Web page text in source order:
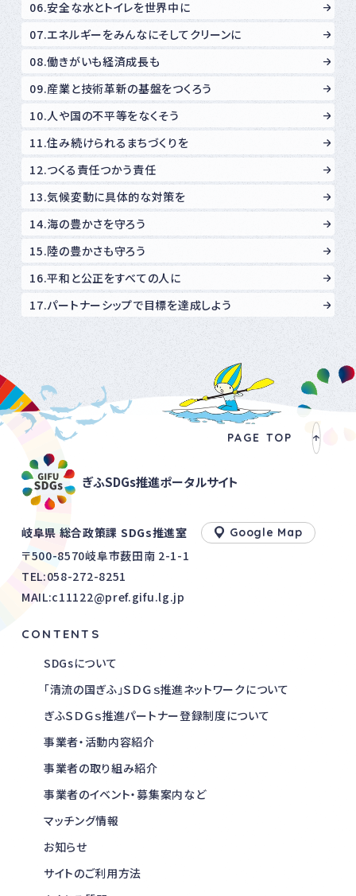
06.安全な水とトイレを世界中に
07.エネルギーをみんなにそしてクリーンに
08.働きがいも経済成長も
09.産業と技術革新の基盤をつくろう
10.人や国の不平等をなくそう
11.住み続けられるまちづくりを
12.つくる責任つかう責任
13.気候変動に具体的な対策を
14.海の豊かさを守ろう
15.陸の豊かさも守ろう
16.平和と公正をすべての人に
17.パートナーシップで目標を達成しよう
PAGE TOP
ぎふSDGs推進ポータルサイト
岐阜県 総合政策課 SDGs推進室 Google Map
〒500-8570岐阜市薮田南 2-1-1
TEL:058-272-8251
MAIL:c11122@pref.gifu.lg.jp
CONTENTS
SDGsについて
「清流の国ぎふ」ＳＤＧｓ推進ネットワークについて
ぎふＳＤＧｓ推進パートナー登録制度について
事業者・活動内容紹介
事業者の取り組み紹介
事業者のイベント・募集案内など
マッチング情報
お知らせ
サイトのご利用方法